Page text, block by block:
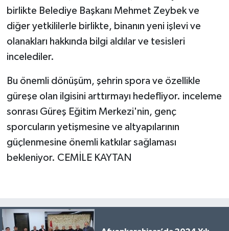
birlikte Belediye Başkanı Mehmet Zeybek ve
diğer yetkililerle birlikte, binanın yeni işlevi ve
olanakları hakkında bilgi aldılar ve tesisleri
incelediler.
Bu önemli dönüşüm, şehrin spora ve özellikle
güreşe olan ilgisini arttırmayı hedefliyor. inceleme
sonrası Güreş Eğitim Merkezi'nin, genç
sporcuların yetişmesine ve altyapılarının
güçlenmesine önemli katkılar sağlaması
bekleniyor. CEMİLE KAYTAN